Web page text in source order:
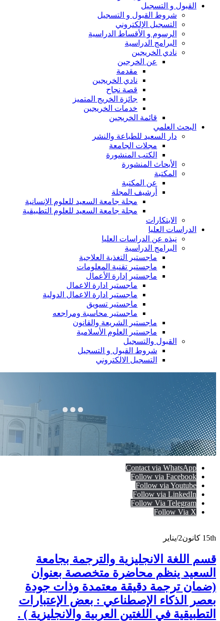
القبول و التسجيل
شروط القبول و التسجيل
التسجيل الإلكتروني
الرسوم و الأقساط الدراسية
البرامج الدراسية
نادي الخريجين
عن الخرجين
مقدمة
نادي الخريجين
قصة نجاح
جائزة الخريج المتميز
خدمات الخريجين
قائمة الخريجين
البحث العلمي
دار السعيد للطباعة والنشر
مجلات الجامعة
الكتب المنشورة
الأبحاث المنشورة
المكتبة
عن المكتبة
أرشيف المجلة
مجلة جامعة السعيد للعلوم الإنسانية
مجلة جامعة السعيد للعلوم التطبيقية
الابتكارات
الدراسات العليا
نبذه عن الدراسات العليا
البرامج الدراسية
ماجستير التغذية العلاجية
ماجستير تقنية المعلومات
ماجستير إدارة الأعمال
ماجستير ادارة الاعمال
ماجستير ادارة الاعمال الدولية
ماجستير تسويق
ماجستير محاسبة ومراجعه
ماجستير الشريعة والقانون
ماجستير العلوم الأسلامية
القبول والتسجيل
شروط القبول و التسجيل
التسجيل الالكتروني
Contact via WhatsApp
Follow via Facebook
Follow via Youtube
Follow via LinkedIn
Follow Via Telegram
Follow Via X
15th كانون2/يناير
قسم اللغة الانجليزية والترجمة بجامعة
السعيد ينظم محاضرة متخصصة بعنوان
(ضمان ترجمة دقيقة معتمدة وذات جودة
بعصر الذكاء الإصطناعي : بعض الإعتبارات
التطبيقية في اللغتين العربية والانجليزية ) .